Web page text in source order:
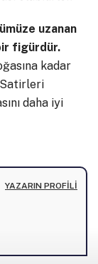
uzanan
figürdür.
kadar
Satirleri
daha iyi
YAZARIN PROFILI